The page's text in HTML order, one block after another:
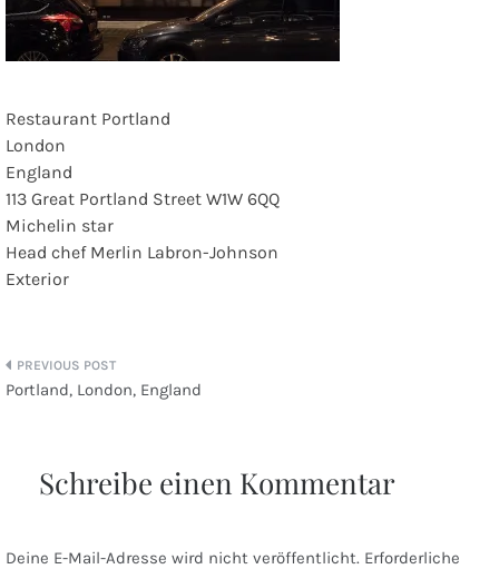
Restaurant Portland
London
England
113 Great Portland Street W1W 6QQ
Michelin star
Head chef Merlin Labron-Johnson
Exterior
Beitragsnavigation
Portland, London, England
Schreibe einen Kommentar
Deine E-Mail-Adresse wird nicht veröffentlicht. Erforderliche